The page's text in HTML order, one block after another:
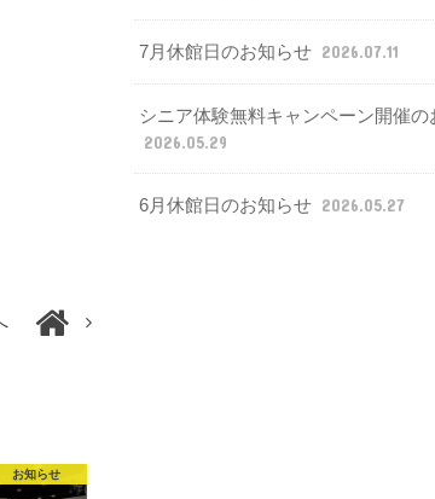
お知らせ
7月休館日のお知らせ 2026.07.11
シニア体験無料キャンペーン開催の
2026.05.29
6月休館日のお知らせ 2026.05.27